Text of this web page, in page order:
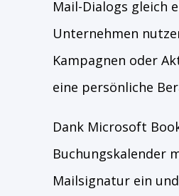
Mail-Dialogs gleich
Unternehmen
Kampagnen oder
eine persönliche
Dank Microsoft
Buchungskalender
Mailsignatur ein